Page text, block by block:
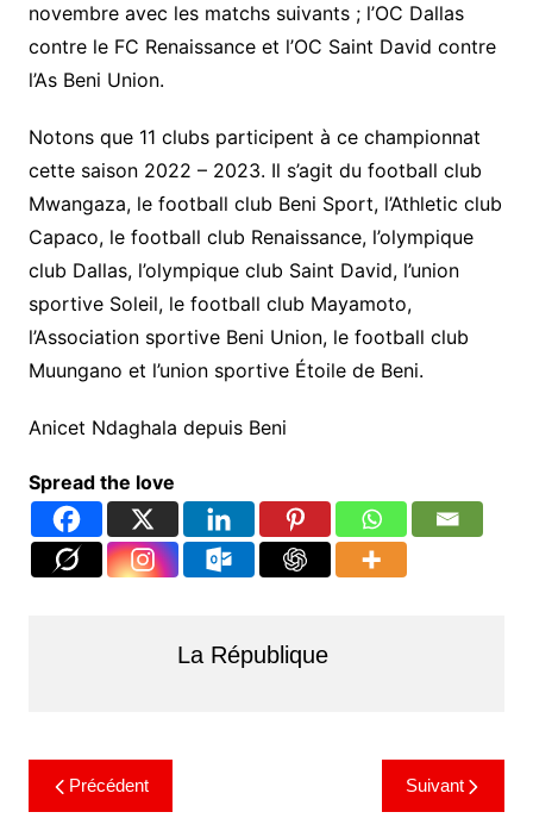
novembre avec les matchs suivants ; l’OC Dallas
contre le FC Renaissance et l’OC Saint David contre
l’As Beni Union.
Notons que 11 clubs participent à ce championnat
cette saison 2022 – 2023. Il s’agit du football club
Mwangaza, le football club Beni Sport, l’Athletic club
Capaco, le football club Renaissance, l’olympique
club Dallas, l’olympique club Saint David, l’union
sportive Soleil, le football club Mayamoto,
l’Association sportive Beni Union, le football club
Muungano et l’union sportive Étoile de Beni.
Anicet Ndaghala depuis Beni
Spread the love
La République
Précédent Suivant